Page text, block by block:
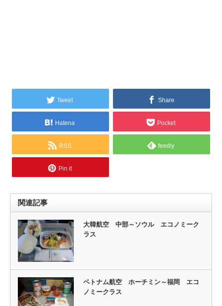
Tweet Share
Hatena Pocket
RSS feedly
Pin it
関連記事
大韓航空 中部～ソウル エコノミーク
ラス
ベトナム航空 ホーチミン～福岡 エコ
ノミークラス